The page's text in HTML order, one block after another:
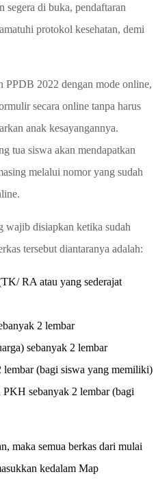
segera di buka, pendaftaran
protokol kesehatan, demi
PPDB 2022 dengan mode online,
secara online tanpa harus
anak kesayangannya.
tua siswa akan mendapatkan
melalui nomor yang sudah
wajib disiapkan ketika sudah
tersebut diantaranya adalah:
RA atau yang sederajat
2 lembar
sebanyak 2 lembar
(bagi siswa yang memiliki)
sebanyak 2 lembar (bagi
maka semua berkas dari mulai
kedalam Map